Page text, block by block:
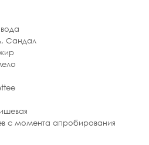
, Сандал
с момента апробирования